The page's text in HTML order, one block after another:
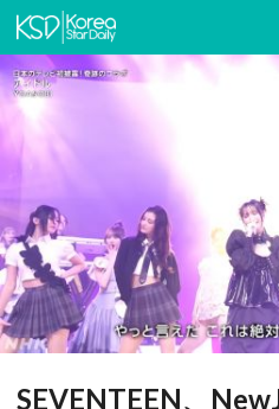
SEVENTEEN、